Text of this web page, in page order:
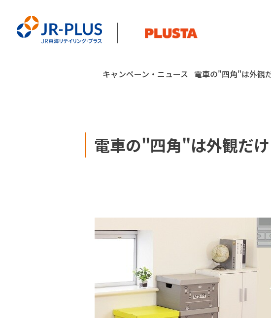
駅ナカみや
JR東海MARKET 自社ECサイト
キャンペーン・ニュース 電車の"四角"は外観
電車の"四角"は外観だ